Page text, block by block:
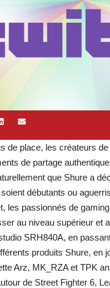
place, les créateurs
de partage
que Shure a
débutants ou
les passionnés de
au niveau supérieur
SRH840A, en
produits Shure,
Arz, MK_RZA et TPK
de Street Fighter 6,